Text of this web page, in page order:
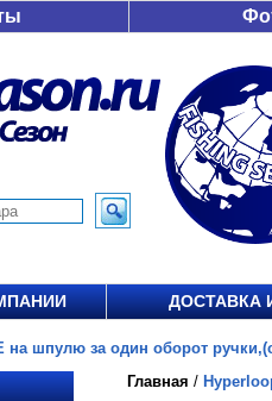
ДОСТАВКА
на шпулю за один оборот
Главная /